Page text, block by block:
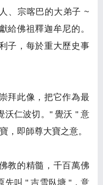
、宗喀巴的大弟子 ~
給佛祖釋迦牟尼的。
子，每於重大歷史事
拜此像，把它作為最
沃仁波切。" 覺沃 " 意
，即師尊大寶之意。
教的精髓，千百萬佛
先叫 " 吉雪臥塘 "，意